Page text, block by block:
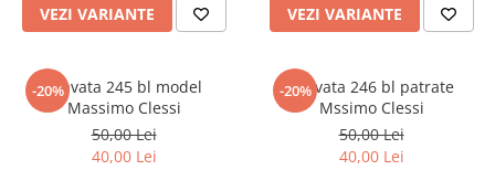
VEZI VARIANTE VEZI VARIANTE
-20%
Cravata 245 bl model
Massimo Clessi
50,00 Lei
40,00 Lei
-20%
Cravata 246 bl patrate
Mssimo Clessi
50,00 Lei
40,00 Lei